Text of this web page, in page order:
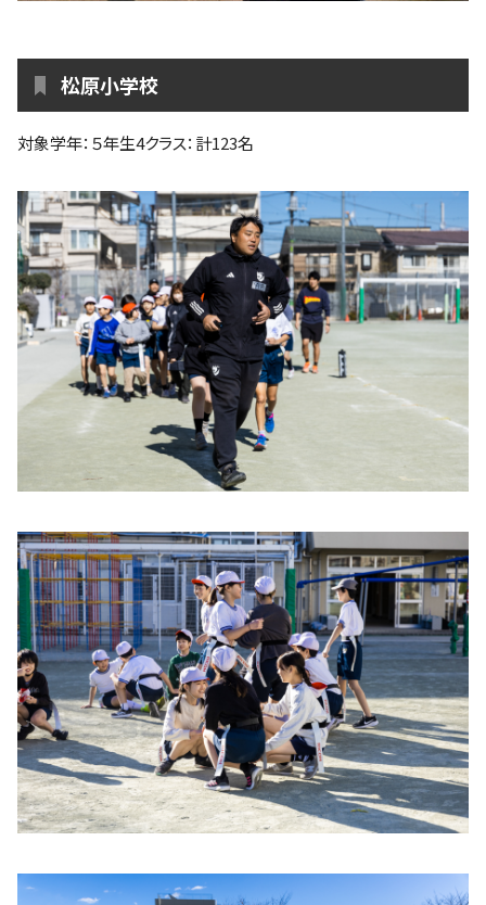
松原小学校
対象学年：５年生4クラス：計123名